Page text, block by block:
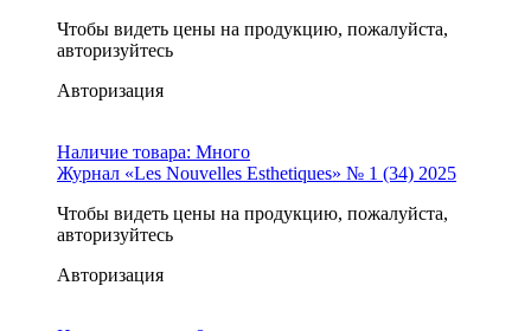
Чтобы видеть цены на продукцию, пожалуйста,
авторизуйтесь
Авторизация
Наличие товара: Много
Журнал «Les Nouvelles Esthetiques» № 1 (34) 2025
Чтобы видеть цены на продукцию, пожалуйста,
авторизуйтесь
Авторизация